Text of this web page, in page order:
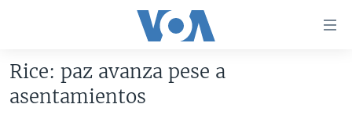
accesibilidad
AMÉRICA DEL NORTE
Rice: paz avanza pese a
asentamientos